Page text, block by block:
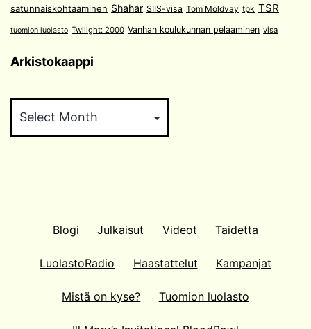
satunnaiskohtaaminen Shahar SIIS-visa Tom Moldvay tpk TSR
tuomion luolasto Twilight: 2000 Vanhan koulukunnan pelaaminen visa
Arkistokaappi
Blogi Julkaisut Videot Taidetta
LuolastoRadio Haastattelut Kampanjat
Mistä on kyse? Tuomion luolasto